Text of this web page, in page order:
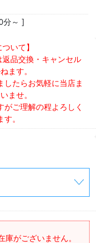
分 ～ ]
いて】
品交換・キャンセル
ます。
たらお気軽に当店ま
ませ。
ご理解の程よろしく
。
がございません。